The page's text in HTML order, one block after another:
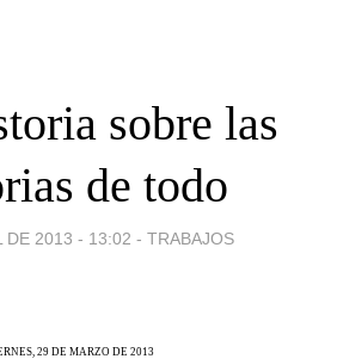
sobre las
de todo
DE 2013 - 13:02 - TRABAJOS
29 DE MARZO DE 2013